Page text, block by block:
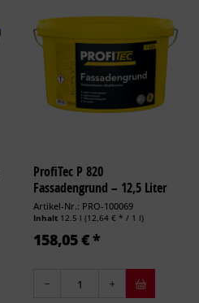
ProfiTec P 820
Fassadengrund – 12,5 Liter
Artikel-Nr.: PRO-100069
Inhalt 12.5 l(12,64 € * / 1 l)
158,05 € *